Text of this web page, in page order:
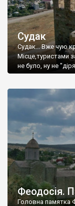
Судак
Судак... Вже чую
Місце,туристами
не було, ну не
Феодосія.
Головна памятка